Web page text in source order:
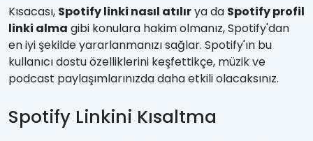
Kısacası, Spotify linki nasıl atılırya da Spotify profil
linki alma gibi konulara hakim olmanız, Spotify'dan
en iyi şekilde yararlanmanızı sağlar. Spotify'ın bu
kullanıcı dostu özelliklerini keşfettikçe, müzik ve
podcast paylaşımlarınızda daha etkili olacaksınız.
Spotify Linkini Kısaltma